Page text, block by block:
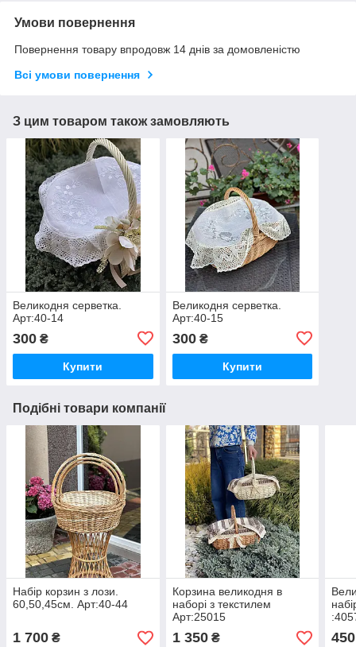
Умови повернення
Повернення товару впродовж 14 днів за домовленістю
Всі умови повернення
З цим товаром також замовляють
Великодня серветка.
Арт:40-14
300 ₴
Купити
Великодня серветка.
Арт:40-15
300₴
Купити
Подібні товари компанії
Набір корзин з лози.
60,50,45см. Арт:40-44
1 700 ₴
Корзина великодня в
наборі з текстилем
Арт:25015
1 350₴ 450